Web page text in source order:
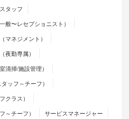
タッフ
般〜レセプショニスト）
マネジメント）
夜勤専属）
清掃/施設管理）
ッフ～チーフ）
クラス）
～チーフ）
サービスマネージャー